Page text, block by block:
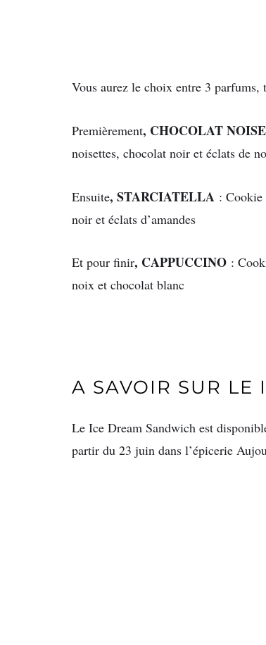
Vous aurez le choix entre 3
Premièrement, CHOCOLAT
noisettes, chocolat noir et éclats de
Ensuite, STARCIATELLA : Cookie
noir et éclats d’amandes
Et pour finir, CAPPUCCINO :
noix et chocolat blanc
A SAVOIR SUR LE
Le Ice Dream Sandwich est
partir du 23 juin dans l’épicerie